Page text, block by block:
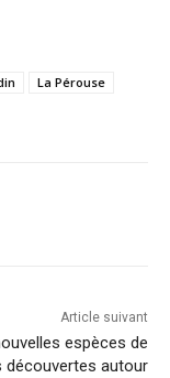
La Pérouse
Article suivant
espèces de
découvertes autour